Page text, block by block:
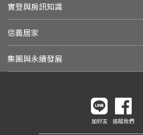
實登與房訊知識
信義居家
集團與永續發展
加好友 追蹤我們